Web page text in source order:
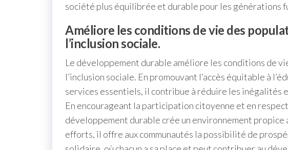
société plus équilibrée et durable pour les générations
Améliore les conditions de vie des
l’inclusion sociale.
Le développement durable améliore les conditions de
l’inclusion sociale. En promouvant l’accès équitable à
services essentiels, il contribue à réduire les inégalités
En encourageant la participation citoyenne et en
développement durable crée un environnement propice
efforts, il offre aux communautés la possibilité de